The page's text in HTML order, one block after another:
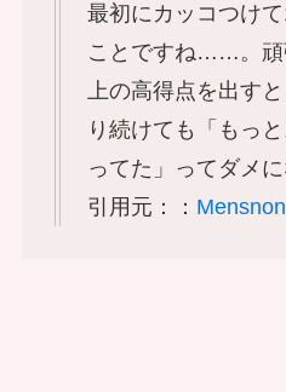
最初にカッコつけ
ことですね……。頑
上の高得点を出す
り続けても「もっ
ってた」ってダメ
引用元：：